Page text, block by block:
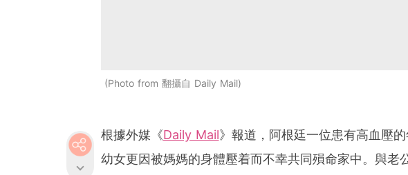
Photo from 翻攝自 Daily Mail
根據外媒《Daily Mail》報道，阿根廷一位患有高血壓
幼女更因被媽媽的身體壓着而不幸共同殞命家中。與